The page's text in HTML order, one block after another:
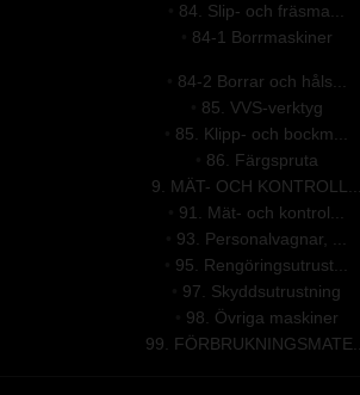
84. Slip- och fräsma...
84-1 Borrmaskiner
84-2 Borrar och håls...
85. VVS-verktyg
85. Klipp- och bockm...
86. Färgspruta
9. MÄT- OCH KONTROLL...
91. Mät- och kontrol...
93. Personalvagnar, ...
95. Rengöringsutrust...
97. Skyddsutrustning
98. Övriga maskiner
99. FÖRBRUKNINGSMATE...